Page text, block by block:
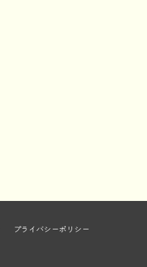
プライバシーポリシー